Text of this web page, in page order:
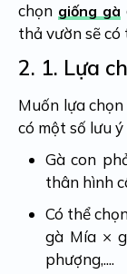
chọn giống gà
thả vườn sẽ
2. 1. Lựa
Muốn lựa
có một số lưu ý
Gà con
thân hình
Có thể
gà Mía ×
phượng,....